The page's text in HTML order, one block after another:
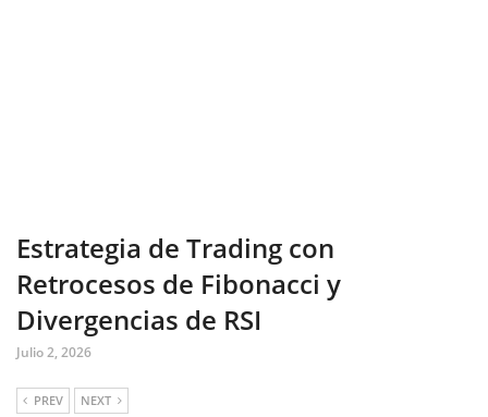
Estrategia de Trading con
Retrocesos de Fibonacci y
Divergencias de RSI
Julio 2, 2026
PREV NEXT